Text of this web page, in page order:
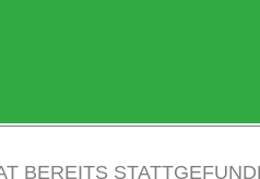
BEREITS